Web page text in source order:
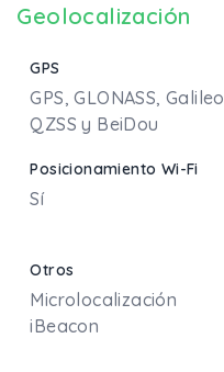
Geolocalización
GPS
GPS, GLONASS, Galileo,
QZSS y BeiDou
Posicionamiento Wi-Fi
Sí
Otros
Microlocalización
iBeacon